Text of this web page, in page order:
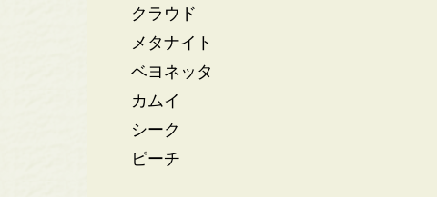
クラウド
メタナイト
ベヨネッタ
カムイ
シーク
ピーチ